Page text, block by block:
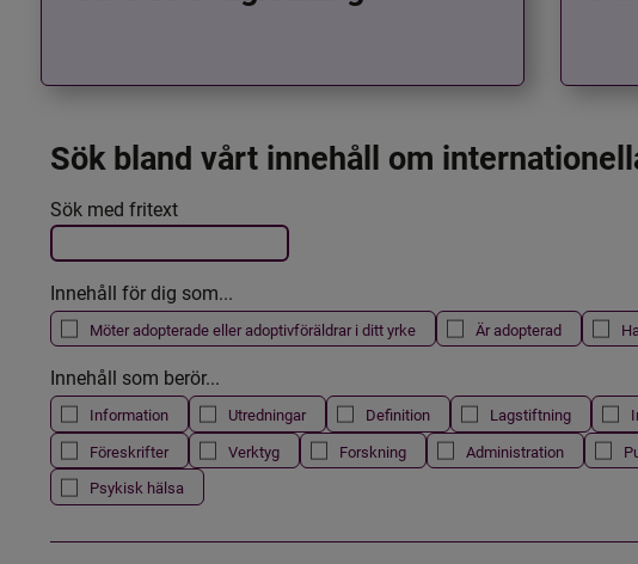
Sök bland vårt innehåll om
Filtrera resultatet
Det här formuläret postas automatiskt
Sök med fritext
Innehåll för dig som...
Möter adopterade eller adoptivföräldrar i ditt yrke Är adopterad
Innehåll som berör...
Information Utredningar Definition Lagstiftning
Föreskrifter
Verktyg Forskning Administration
Psykisk hälsa